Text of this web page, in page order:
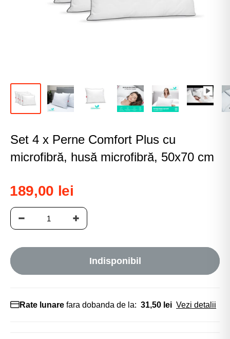
Set 4 x Perne Comfort Plus cu
microfibră, husă microfibră, 50x70 cm
189,00 lei
Indisponibil
Rate lunare fara dobanda de la: 31,50 lei Vezi detalii